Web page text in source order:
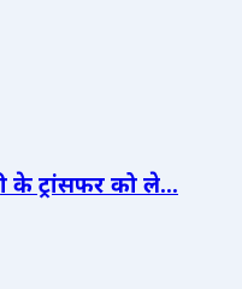
के ट्रांसफर को ले...